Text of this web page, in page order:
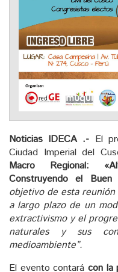
Noticias IDECA .- El
Ciudad Imperial del
Macro Regional:
Construyendo el
objetivo de esta
a largo plazo de un
extractivismo y el
naturales y sus
medioambiente”.
El evento contará con la